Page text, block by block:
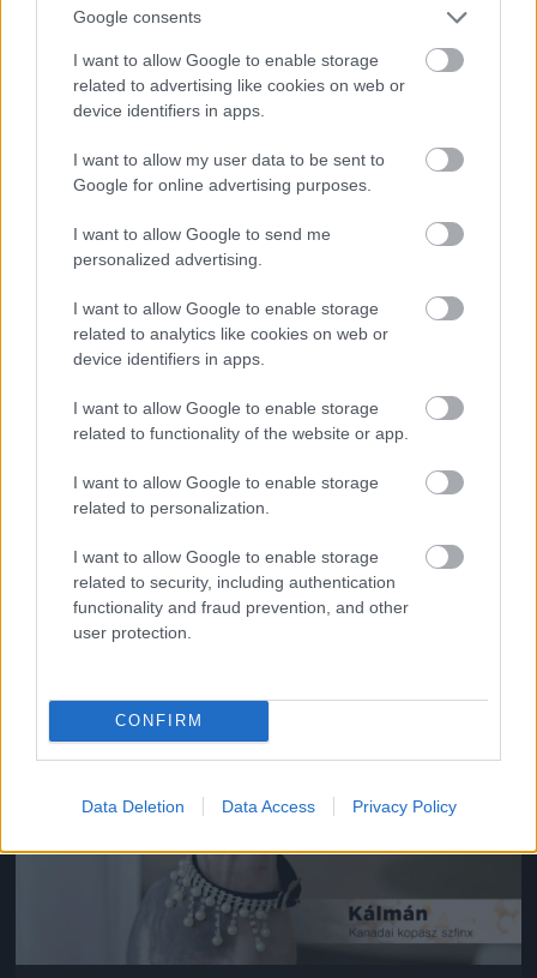
Google consents
I want to allow Google to enable storage
related to advertising like cookies on web or
device identifiers in apps.
I want to allow my user data to be sent to
Google for online advertising purposes.
I want to allow Google to send me
personalized advertising.
I want to allow Google to enable storage
related to analytics like cookies on web or
device identifiers in apps.
I want to allow Google to enable storage
related to functionality of the website or app.
I want to allow Google to enable storage
related to personalization.
I want to allow Google to enable storage
related to security, including authentication
functionality and fraud prevention, and other
user protection.
CONFIRM
Data Deletion Data Access Privacy Policy
Saját bevallása szerint az a védjegye, hogy tökéletes
a haja.
Jön még kép!
Van négy szép lánya,
Jön még kép!